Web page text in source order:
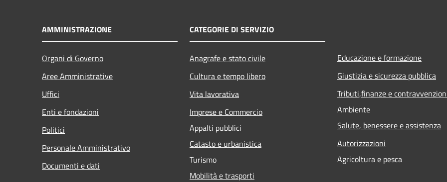
AMMINISTRAZIONE
Organi di Governo
Aree Amministrative
Uffici
Enti e fondazioni
Politici
Personale Amministrativo
Documenti e dati
CATEGORIE DI SERVIZIO
Anagrafe e stato civile
Cultura e tempo libero
Vita lavorativa
Imprese e Commercio
Appalti pubblici
Catasto e urbanistica
Turismo
Mobilità e trasporti
Educazione e formazione
Giustizia e sicurezza pubblica
Tributi,finanze e
Ambiente
Salute, benessere e assistenza
Autorizzazioni
Agricoltura e pesca